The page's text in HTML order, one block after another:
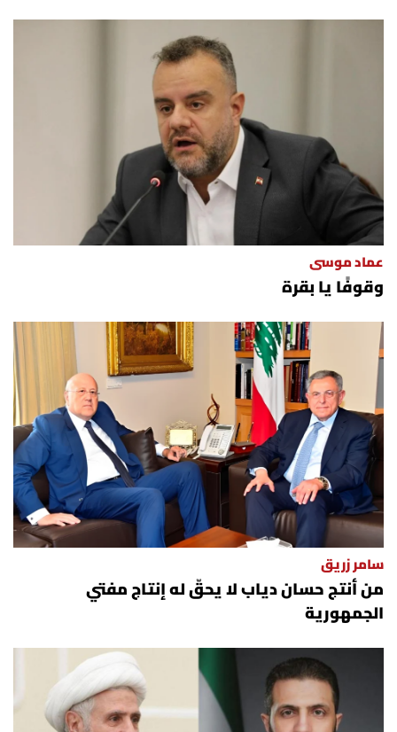
عماد موسى
وقوفًا يا بقرة
سامر زريق
من أنتج حسان دياب لا يحقّ له إنتاج مفتي
الجمهورية